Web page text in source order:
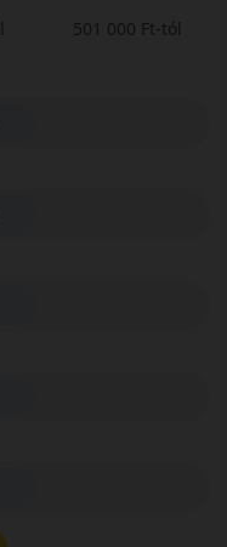
501 000 Ft-tól